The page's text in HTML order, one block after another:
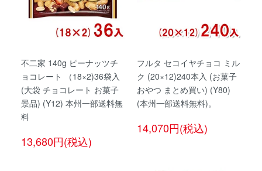
不二家 140g ピーナッツチ
ョコレート （18×2)36袋入
(大袋 チョコレート お菓子
景品) (Y12) 本州一部送料無
料
13,680円(税込)
フルタ セコイヤチョコ ミル
ク (20×12)240本入 (お菓子
おやつ まとめ買い) (Y80)
(本州一部送料無料)。
14,070円(税込)